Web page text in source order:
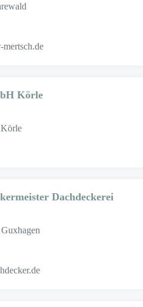
Körle
Körle
Dachdeckerei